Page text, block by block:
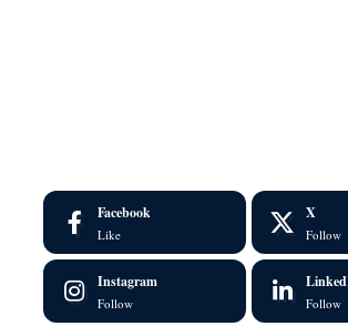
Facebook
Like
X
Follow
Instagram
Follow Follow